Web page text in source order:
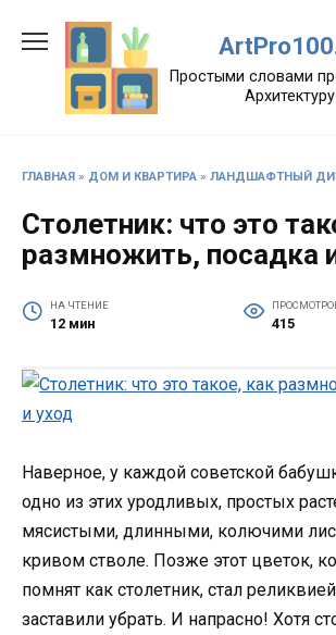
содержанию
Простыми словами
Архитектуру
ГЛАВНАЯ » ДОМ И КВАРТИРА » ЛАНДШАФТНЫЙ
Столетник: что это
размножить, посадка
НА ЧТЕНИЕ
12 мин 415
Наверное, у каждой советской
одно из этих уродливых, простых
мясистыми, длинными, колючими
кривом стволе. Позже этот цветок,
помнят как столетник, стал
заставили убрать. И напрасно! Хотя